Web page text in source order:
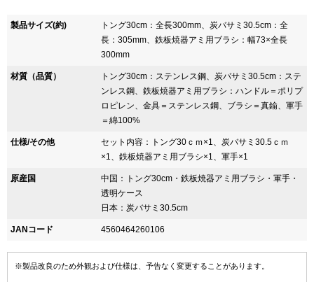
製品サイズ(約)
トング30cm：全長300mm、炭バサミ30.5cm：全
長：305mm、鉄板焼器アミ用ブラシ：幅73×全長
300mm
材質（品質）
トング30cm：ステンレス鋼、炭バサミ30.5cm：ステ
ンレス鋼、鉄板焼器アミ用ブラシ：ハンドル＝ポリプ
ロピレン、金具＝ステンレス鋼、ブラシ＝真鍮、軍手
＝綿100%
仕様/その他
セット内容：トング30ｃｍ×1、炭バサミ30.5ｃｍ
×1、鉄板焼器アミ用ブラシ×1、軍手×1
原産国
中国：トング30cm・鉄板焼器アミ用ブラシ・軍手・
透明ケース
日本：炭バサミ30.5cm
JANコード 4560464260106
※製品改良のため外観および仕様は、予告なく変更することがあります。